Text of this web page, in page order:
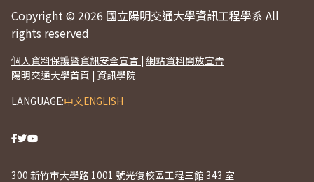
Copyright © 2026 國立陽明交通大學資訊工程學系 All
rights reserved
個人資料保護暨資訊安全宣言 | 網站資料開放宣告
陽明交通大學首頁 | 資訊學院
LANGUAGE:中文ENGLISH
300 新竹市大學路 1001 號光復校區工程三館 343 室